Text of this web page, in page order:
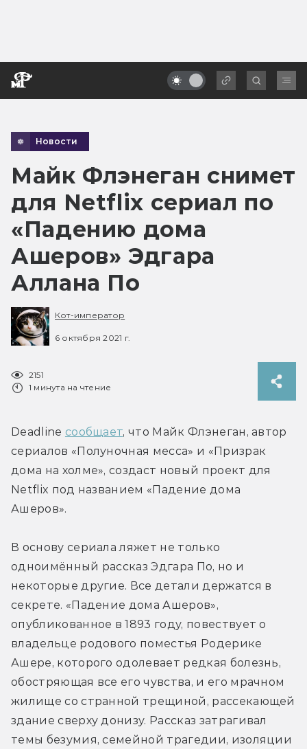
Новости
Майк Флэнеган снимет
для Netflix сериал по
«Падению дома
Ашеров» Эдгара
Аллана По
Кот-император
6 октября 2021 г.
2151
1 минута на чтение
Deadline сообщает, что Майк Флэнеган, автор
сериалов «Полуночная месса» и «Призрак
дома на холме», создаст новый проект для
Netflix под названием «Падение дома
Ашеров».
В основу сериала ляжет не только
одноимённый рассказ Эдгара По, но и
некоторые другие. Все детали держатся в
секрете. «Падение дома Ашеров»,
опубликованное в 1893 году, повествует о
владельце родового поместья Родерике
Ашере, которого одолевает редкая болезнь,
обостряющая все его чувства, и его мрачном
жилище со странной трещиной, рассекающей
здание сверху донизу. Рассказ затрагивал
темы безумия, семейной трагедии, изоляции